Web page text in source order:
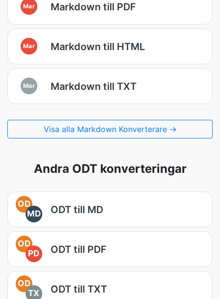
Mar Markdown till PDF
Mar Markdown till HTML
Mar Markdown till TXT
Visa alla Markdown Konverterare →
Andra ODT konverteringar
OD
MD
ODT till MD
OD
PD
ODT till PDF
OD
TX
ODT till TXT